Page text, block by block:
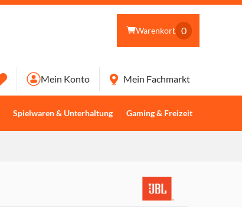
Warenkorb 0
Spielwaren & Unterhaltung Gaming & Freizeit
Mein Konto Mein Fachmarkt